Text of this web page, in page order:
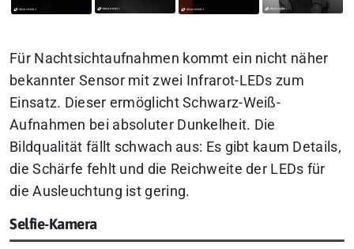
Für Nachtsichtaufnahmen kommt ein nicht näher
bekannter Sensor mit zwei Infrarot-LEDs zum
Einsatz. Dieser ermöglicht Schwarz-Weiß-
Aufnahmen bei absoluter Dunkelheit. Die
Bildqualität fällt schwach aus: Es gibt kaum Details,
die Schärfe fehlt und die Reichweite der LEDs für
die Ausleuchtung ist gering.
Selfie-Kamera